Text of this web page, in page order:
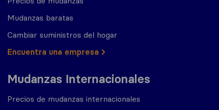
Mudanzas baratas
Cambiar suministros del hogar
Encuentra una empresa
Mudanzas Internacionales
Precios de mudanzas internacionales